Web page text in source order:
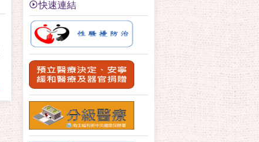
快速連結